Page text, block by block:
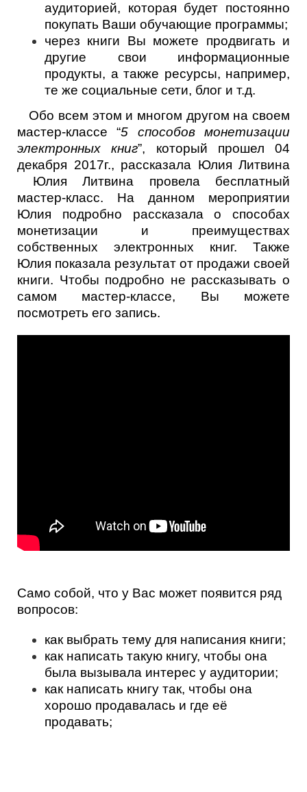
аудиторией, которая будет постоянно
покупать Ваши обучающие программы;
через книги Вы можете продвигать и
другие свои информационные
продукты, а также ресурсы, например,
те же социальные сети, блог и т.д.
Обо всем этом и многом другом на своем
мастер-классе “5 способов монетизации
электронных книг”, который прошел 04
декабря 2017г., рассказала Юлия Литвина
Юлия Литвина провела бесплатный
мастер-класс. На данном мероприятии
Юлия подробно рассказала о способах
монетизации и преимуществах
собственных электронных книг. Также
Юлия показала результат от продажи своей
книги. Чтобы подробно не рассказывать о
самом мастер-классе, Вы можете
посмотреть его запись.
Само собой, что у Вас может появится ряд
вопросов:
как выбрать тему для написания книги;
как написать такую книгу, чтобы она
была вызывала интерес у аудитории;
как написать книгу так, чтобы она
хорошо продавалась и где её
продавать;